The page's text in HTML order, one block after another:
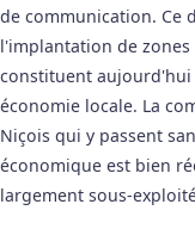
de communication. Ce
l'implantation de
constituent aujourd'hui
économie locale. La
Niçois qui y passent
économique est bien
largement sous-